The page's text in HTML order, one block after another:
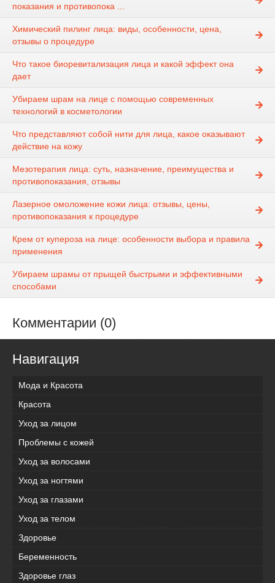
показания и противопока ...
Химический пилинг лица: виды, особенности, цена,
отзывы о процедуре
Что такое биоревитализация лица и какой эффект она
дает
Убираем шрам на лице с помощью современных
технологий в косметологии
Что представляют собой нити для лица, какое оказывают
действие на кожу
Мезотерапия лица: суть, назначение, преимущества и
противопоказания, отзывы
Лазерное омоложение кожи лица: отзывы, цены,
противопоказания к процедуре
Крем от купероза на лице: особенности выбора и правила
применения
Убираем шрамы от прыщей быстрыми и эффективными
способами
Комментарии (0)
Навигация
Мода и Красота
Красота
Уход за лицом
Проблемы с кожей
Уход за волосами
Уход за ногтями
Уход за глазами
Уход за телом
Здоровье
Беременность
Здоровье глаз